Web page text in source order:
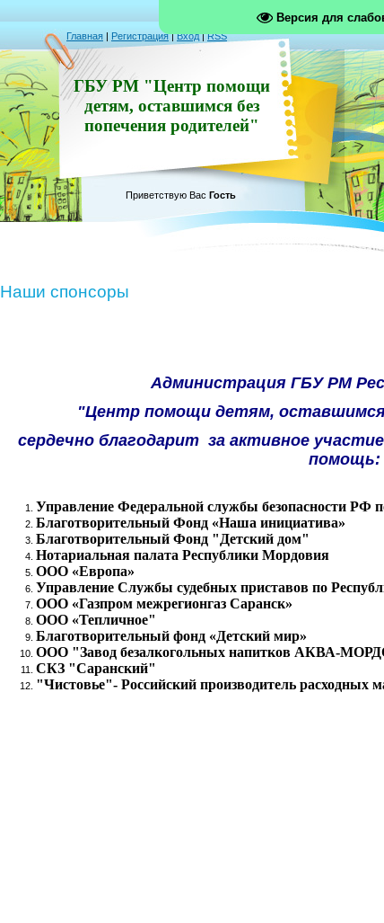
Версия для
Главная | Регистрация|Вход|RSS
ГБУ РМ "Центр помощи
детям, оставшимся без
попечения родителей"
Приветствую Вас Гость
Наши спонсоры
Администрация ГБУ РМ
"Центр помощи детям, оставшимся
сердечно благодарит за активное
помощь:
Управление Федеральной службы безопасности РФ
Благотворительный Фонд «Наша инициатива»
Благотворительный Фонд "Детский дом"
Нотариальная палата Республики Мордовия
ООО «Европа»
Управление Службы судебных приставов по
ООО «Газпром межрегионгаз Саранск»
ООО «Тепличное"
Благотворительный фонд «Детский мир»
ООО "Завод безалкогольных напитков АКВА-
СКЗ "Саранский"
"Чистовье"- Российский производитель расходных